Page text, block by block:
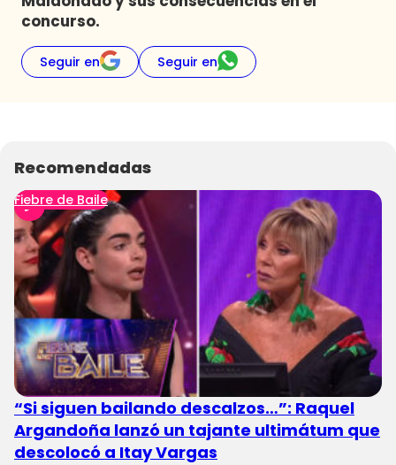
concurso.
Seguir en Seguir en
Recomendadas
Fiebre de Baile
“Si siguen bailando descalzos…”: Raquel
Argandoña lanzó un tajante ultimátum que
descolocó a Itay Vargas